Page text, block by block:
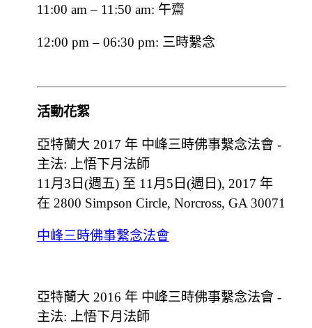
11:00 am – 11:50 am: 午齋
12:00 pm – 06:30 pm: 三時繫念
活動花絮
亞特蘭大 2017 年 中峰三時佛事繫念法會 -
主法: 上悟下月法師
11月3日(週五) 至 11月5日(週日), 2017 年
在 2800 Simpson Circle, Norcross, GA 30071
中峰三時佛事繫念法會
亞特蘭大 2016 年 中峰三時佛事繫念法會 -
主法: 上悟下月法師